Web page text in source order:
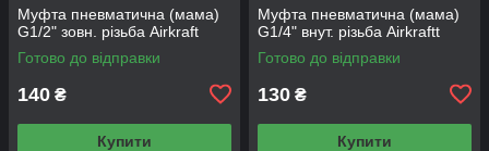
Муфта пневматична (мама)
G1/2" зовн. різьба Airkraft
Готово до відправки
140 ₴
Купити
Муфта пневматична (мама)
G1/4" внут. різьба Airkraftt
Готово до відправки
130 ₴
Купити